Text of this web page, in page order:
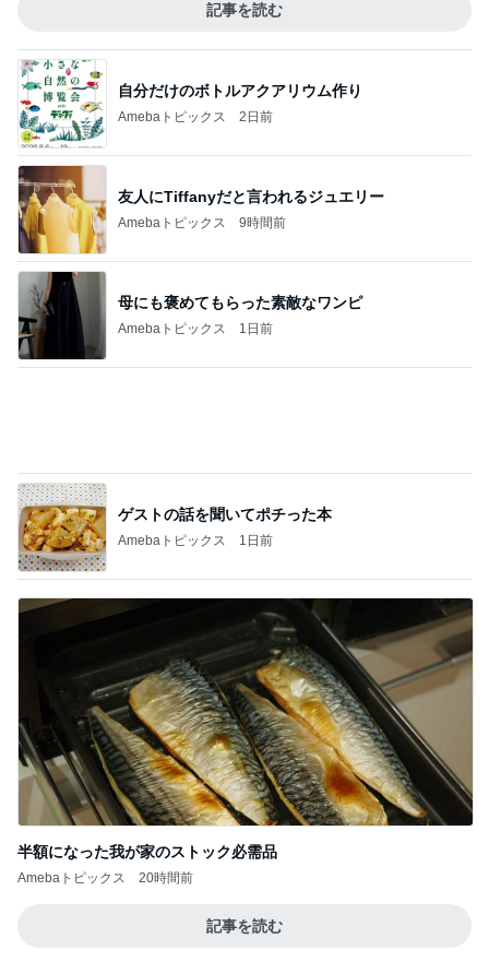
半額になった我が家のストック必需品
Amebaトピックス
記事を読む
値段が上がりがっかりしたパンケーキ
当選した人気商品詰め合わせとグッズ
解雇され謝罪なくヘラヘラな上司
Amebaトピックス 1日前
リフォームの金額を聞いた次女の友だち
Amebaトピックス 22時間前